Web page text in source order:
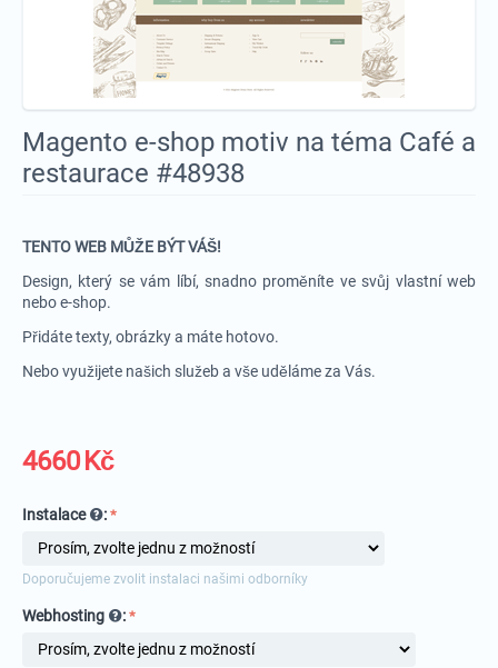
Magento e-shop motiv na téma Café a
restaurace #48938
TENTO WEB MŮŽE BÝT VÁŠ!
Design, který se vám líbí, snadno proměníte ve svůj vlastní web
nebo e-shop.
Přidáte texty, obrázky a máte hotovo.
Nebo využijete našich služeb a vše uděláme za Vás.
4660Kč
Instalace :
Doporučujeme zvolit instalaci našimi odborníky
Webhosting :